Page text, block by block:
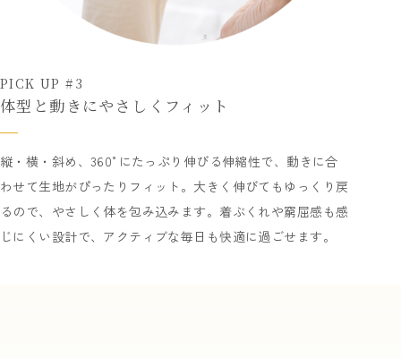
PICK UP #3
体型と動きにやさしくフィット
縦・横・斜め、360°にたっぷり伸びる伸縮性で、動きに合
わせて生地がぴったりフィット。大きく伸びてもゆっくり戻
るので、やさしく体を包み込みます。着ぶくれや窮屈感も感
じにくい設計で、アクティブな毎日も快適に過ごせます。